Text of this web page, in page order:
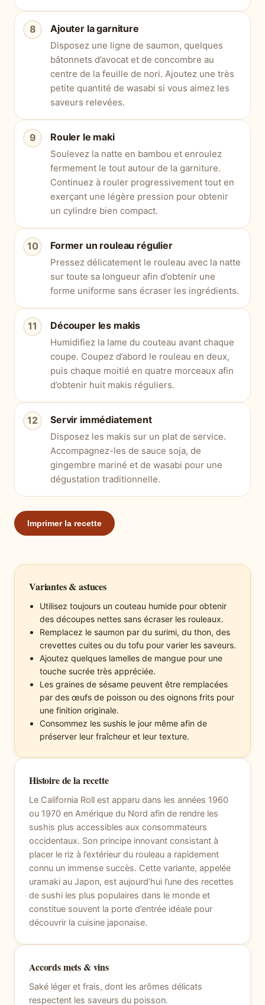
Ajouter la garniture
Disposez une ligne de saumon, quelques
bâtonnets d’avocat et de concombre au
centre de la feuille de nori. Ajoutez une très
petite quantité de wasabi si vous aimez les
saveurs relevées.
Rouler le maki
Soulevez la natte en bambou et enroulez
fermement le tout autour de la garniture.
Continuez à rouler progressivement tout en
exerçant une légère pression pour obtenir
un cylindre bien compact.
Former un rouleau régulier
Pressez délicatement le rouleau avec la natte
sur toute sa longueur afin d’obtenir une
forme uniforme sans écraser les ingrédients.
Découper les makis
Humidifiez la lame du couteau avant chaque
coupe. Coupez d’abord le rouleau en deux,
puis chaque moitié en quatre morceaux afin
d’obtenir huit makis réguliers.
Servir immédiatement
Disposez les makis sur un plat de service.
Accompagnez-les de sauce soja, de
gingembre mariné et de wasabi pour une
dégustation traditionnelle.
Imprimer la recette
Variantes & astuces
Utilisez toujours un couteau humide pour obtenir
des découpes nettes sans écraser les rouleaux.
Remplacez le saumon par du surimi, du thon, des
crevettes cuites ou du tofu pour varier les saveurs.
Ajoutez quelques lamelles de mangue pour une
touche sucrée très appréciée.
Les graines de sésame peuvent être remplacées
par des œufs de poisson ou des oignons frits pour
une finition originale.
Consommez les sushis le jour même afin de
préserver leur fraîcheur et leur texture.
Histoire de la recette
Le California Roll est apparu dans les années 1960
ou 1970 en Amérique du Nord afin de rendre les
sushis plus accessibles aux consommateurs
occidentaux. Son principe innovant consistant à
placer le riz à l’extérieur du rouleau a rapidement
connu un immense succès. Cette variante, appelée
uramaki au Japon, est aujourd’hui l’une des recettes
de sushi les plus populaires dans le monde et
constitue souvent la porte d’entrée idéale pour
découvrir la cuisine japonaise.
Accords mets & vins
Saké léger et frais, dont les arômes délicats
respectent les saveurs du poisson.